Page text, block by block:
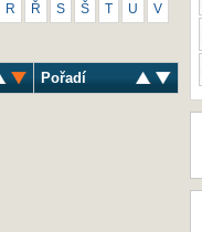
R Ř S Š T U V
Pořadí